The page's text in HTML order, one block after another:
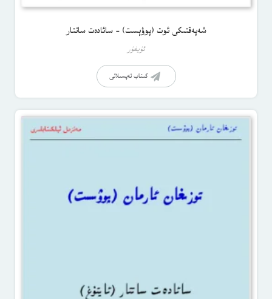
شەپەقتىكى ئوت (پوۋېست) – سائادەت ساتتار
ئۇيغۇر
كىتاب تەپسىلاتى